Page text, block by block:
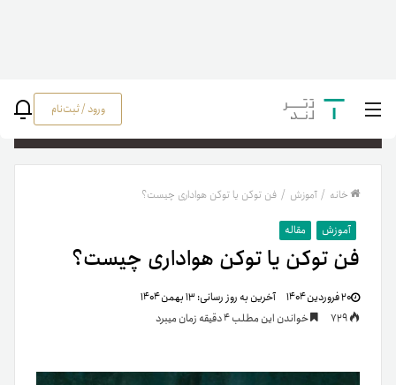
ورود / ثبت‌نام
خانه / آموزش / فن توکن یا توکن هواداری چیست؟
آموزش مقاله
فن توکن یا توکن هواداری چیست؟
۲۰ فروردین ۱۴۰۴ آخرین به روز رسانی:۱۳ بهمن ۱۴۰۴
خواندن این مطلب 4 دقیقه زمان میبرد